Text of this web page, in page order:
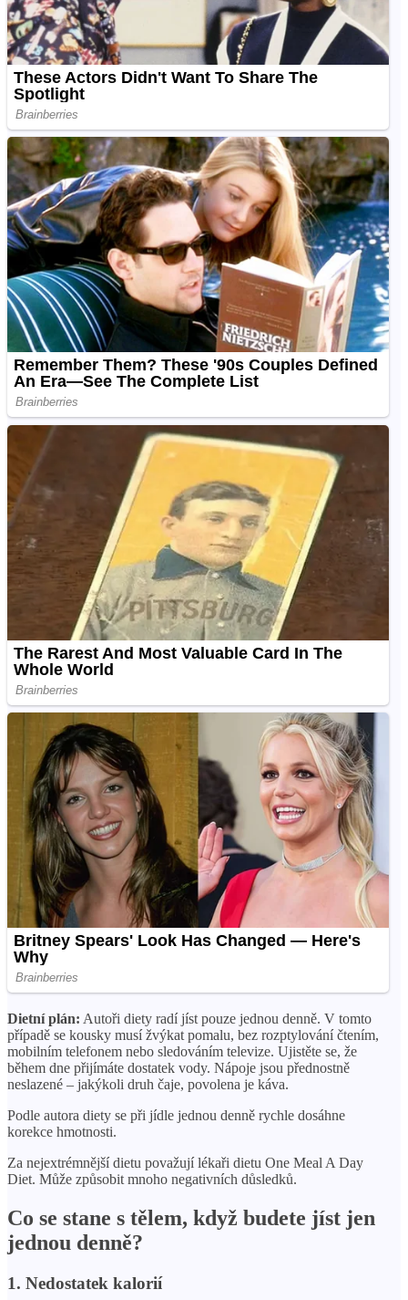
Dietní plán: Autoři diety radí jíst pouze jednou denně. V tomto
případě se kousky musí žvýkat pomalu, bez rozptylování čtením,
mobilním telefonem nebo sledováním televize. Ujistěte se, že
během dne přijímáte dostatek vody. Nápoje jsou přednostně
neslazené – jakýkoli druh čaje, povolena je káva.
Podle autora diety se při jídle jednou denně rychle dosáhne
korekce hmotnosti.
Za nejextrémnější dietu považují lékaři dietu One Meal A Day
Diet. Může způsobit mnoho negativních důsledků.
Co se stane s tělem, když budete jíst jen
jednou denně?
1. Nedostatek kalorií